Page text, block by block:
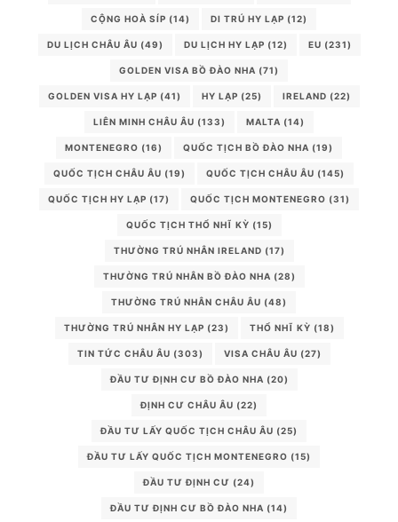
CỘNG HOÀ SÍP (14) DI TRÚ HY LẠP (12)
DU LỊCH CHÂU ÂU (49) DU LỊCH HY LẠP (12) EU (231)
GOLDEN VISA BỒ ĐÀO NHA (71)
GOLDEN VISA HY LẠP (41) HY LẠP (25) IRELAND (22)
LIÊN MINH CHÂU ÂU (133) MALTA (14)
MONTENEGRO (16) QUỐC TỊCH BỒ ĐÀO NHA (19)
QUỐC TỊCH CHÂU ÂU (19) QUỐC TỊCH CHÂU ÂU (145)
QUỐC TỊCH HY LẠP (17) QUỐC TỊCH MONTENEGRO (31)
QUỐC TỊCH THỔ NHĨ KỲ (15)
THƯỜNG TRÚ NHÂN IRELAND (17)
THƯỜNG TRÚ NHÂN BỒ ĐÀO NHA (28)
THƯỜNG TRÚ NHÂN CHÂU ÂU (48)
THƯỜNG TRÚ NHÂN HY LẠP (23) THỔ NHĨ KỲ (18)
TIN TỨC CHÂU ÂU (303) VISA CHÂU ÂU (27)
ĐẦU TƯ ĐỊNH CƯ BỒ ĐÀO NHA (20)
ĐỊNH CƯ CHÂU ÂU (22)
ĐẦU TƯ LẤY QUỐC TỊCH CHÂU ÂU (25)
ĐẦU TƯ LẤY QUỐC TỊCH MONTENEGRO (15)
ĐẦU TƯ ĐỊNH CƯ (24)
ĐẦU TƯ ĐỊNH CƯ BỒ ĐÀO NHA (14)